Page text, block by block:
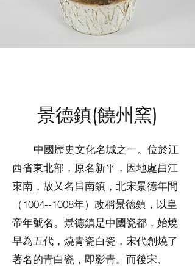
景德鎮(饒州窯)
中國歷史文化名城之一。位於江
西省東北部，原名新平，因地處昌江
東南，故又名昌南鎮，北宋景德年間
（1004--1008年）改稱景德鎮，以皇
帝年號名。景德鎮是中國瓷都，始燒
早為五代，燒青瓷白瓷，宋代創燒了
著名的青白瓷，即影青。而後宋、